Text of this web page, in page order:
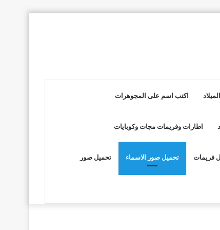
اكتب اسم على المجوهرات
اطارات وفريمات مجات وكوبايات
فريمات تحميل صور الاسماء تحميل صور